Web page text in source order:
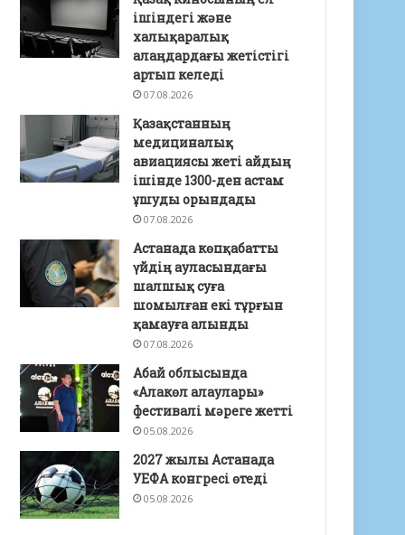
ішіндегі және
халықаралық
алаңдардағы жетістігі
артып келеді
07.08.2026
Қазақстанның
медициналық
авиациясы жеті айдың
ішінде 1300-ден астам
ұшуды орындады
07.08.2026
Астанада көпқабатты
үйдің ауласындағы
шалшық суға
шомылған екі тұрғын
қамауға алынды
07.08.2026
Абай облысында
«Алакөл алаулары»
фестивалі мәреге жетті
05.08.2026
2027 жылы Астанада
УЕФА конгресі өтеді
05.08.2026